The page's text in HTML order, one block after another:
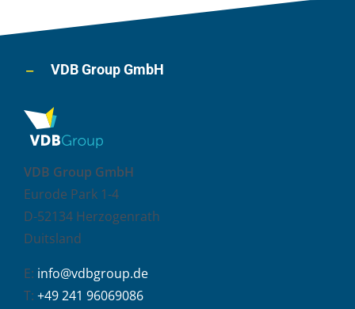
VDB Group GmbH
VDB Group GmbH
Eurode Park 1-4
D-52134 Herzogenrath
Duitsland
E: info@vdbgroup.de
T: +49 241 96069086